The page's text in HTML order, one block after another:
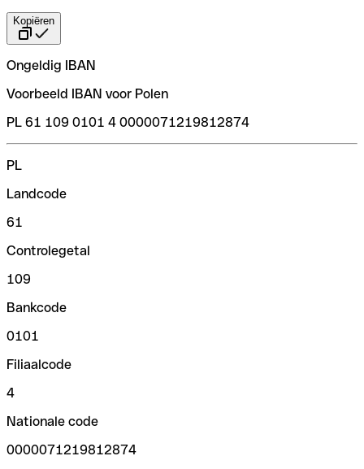
Kopiëren
Ongeldig IBAN
Voorbeeld IBAN voor Polen
PL 61 109 0101 4 0000071219812874
PL
Landcode
61
Controlegetal
109
Bankcode
0101
Filiaalcode
4
Nationale code
0000071219812874